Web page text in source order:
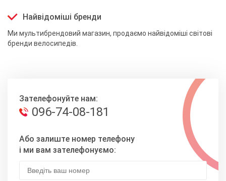
Найвідоміші бренди
Ми мультибрендовий магазин, продаємо найвідоміші світові
бренди велосипедів.
Зателефонуйте нам:
096-74-08-181
Або залиште номер телефону
і ми вам зателефонуємо: